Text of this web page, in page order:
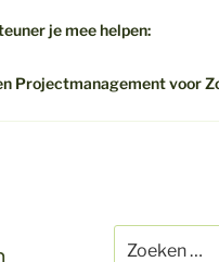
je mee helpen:
Projectmanagement voor